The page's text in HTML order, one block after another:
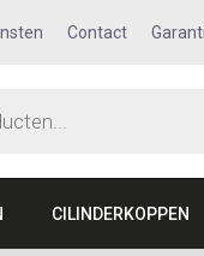
Contact
CILINDERKOPPEN